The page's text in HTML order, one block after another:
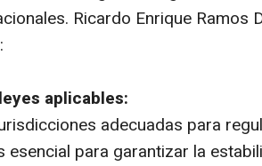
Ricardo Enrique Ramos
aplicables:
adecuadas para
esencial para garantizar la